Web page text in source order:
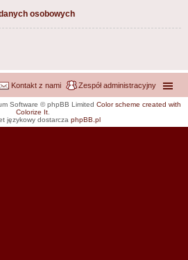
osobowych
Zespół administracyjny
Kontakt z nami
Software © phpBB Limited Color scheme created with
Colorize It.
językowy dostarcza phpBB.pl